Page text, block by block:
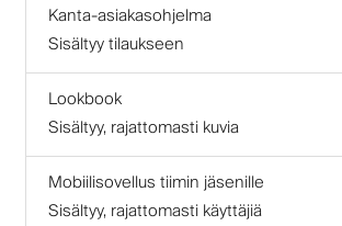
Kanta-asiakasohjelma
Sisältyy tilaukseen
Lookbook
Sisältyy, rajattomasti kuvia
Mobiilisovellus tiimin jäsenille
Sisältyy, rajattomasti käyttäjiä